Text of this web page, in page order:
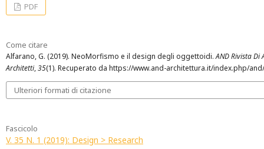
PDF
Come citare
Alfarano, G. (2019). NeoMorfismo e il design degli oggettoidi.AND Rivista Di
Architetti,35(1). Recuperato da https://www.and-architettura.it/index.php/
Ulteriori formati di citazione
Fascicolo
V. 35 N. 1 (2019): Design > Research